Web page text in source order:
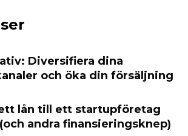
Diversifiera dina
och öka din försäljning
lån till ett startupföretag
andra finansieringsknep)